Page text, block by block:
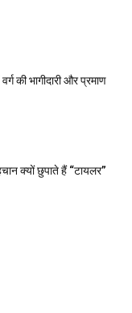
की भागीदारी और प्रमाण
क्यों छुपाते हैं “टायलर”